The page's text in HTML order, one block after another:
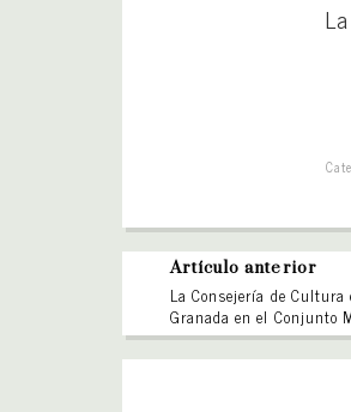
Artículo anterior
La Consejería de
Granada en el Conjunto